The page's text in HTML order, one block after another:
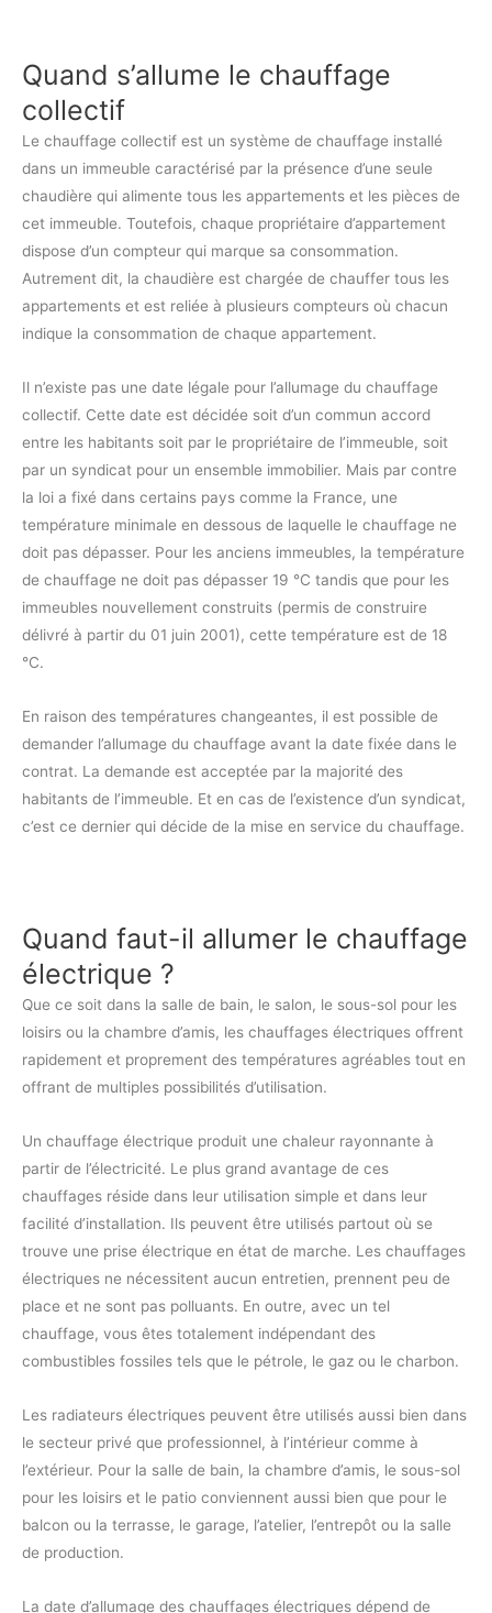
Quand s’allume le chauffage
collectif
Le chauffage collectif est un système de chauffage installé
dans un immeuble caractérisé par la présence d’une seule
chaudière qui alimente tous les appartements et les pièces de
cet immeuble. Toutefois, chaque propriétaire d’appartement
dispose d’un compteur qui marque sa consommation.
Autrement dit, la chaudière est chargée de chauffer tous les
appartements et est reliée à plusieurs compteurs où chacun
indique la consommation de chaque appartement.
Il n’existe pas une date légale pour l’allumage du chauffage
collectif. Cette date est décidée soit d’un commun accord
entre les habitants soit par le propriétaire de l’immeuble, soit
par un syndicat pour un ensemble immobilier. Mais par contre
la loi a fixé dans certains pays comme la France, une
température minimale en dessous de laquelle le chauffage ne
doit pas dépasser. Pour les anciens immeubles, la température
de chauffage ne doit pas dépasser 19 °C tandis que pour les
immeubles nouvellement construits (permis de construire
délivré à partir du 01 juin 2001), cette température est de 18
°C.
En raison des températures changeantes, il est possible de
demander l’allumage du chauffage avant la date fixée dans le
contrat. La demande est acceptée par la majorité des
habitants de l’immeuble. Et en cas de l’existence d’un syndicat,
c’est ce dernier qui décide de la mise en service du chauffage.
Quand faut-il allumer le chauffage
électrique ?
Que ce soit dans la salle de bain, le salon, le sous-sol pour les
loisirs ou la chambre d’amis, les chauffages électriques offrent
rapidement et proprement des températures agréables tout en
offrant de multiples possibilités d’utilisation.
Un chauffage électrique produit une chaleur rayonnante à
partir de l’électricité. Le plus grand avantage de ces
chauffages réside dans leur utilisation simple et dans leur
facilité d’installation. Ils peuvent être utilisés partout où se
trouve une prise électrique en état de marche. Les chauffages
électriques ne nécessitent aucun entretien, prennent peu de
place et ne sont pas polluants. En outre, avec un tel
chauffage, vous êtes totalement indépendant des
combustibles fossiles tels que le pétrole, le gaz ou le charbon.
Les radiateurs électriques peuvent être utilisés aussi bien dans
le secteur privé que professionnel, à l’intérieur comme à
l’extérieur. Pour la salle de bain, la chambre d’amis, le sous-sol
pour les loisirs et le patio conviennent aussi bien que pour le
balcon ou la terrasse, le garage, l’atelier, l’entrepôt ou la salle
de production.
La date d’allumage des chauffages électriques dépend de